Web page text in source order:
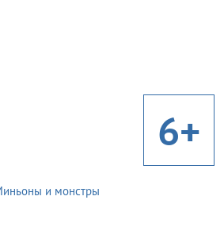
6+
и монстры